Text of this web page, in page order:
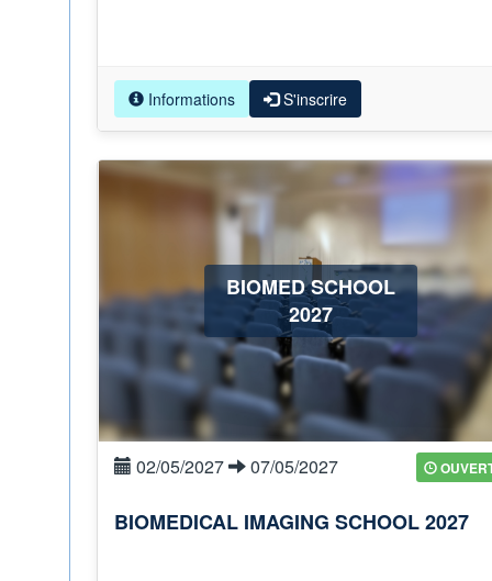
Informations S'inscrire
BIOMED SCHOOL
2027
02/05/2027 07/05/2027
BIOMEDICAL IMAGING SCHOOL 2027